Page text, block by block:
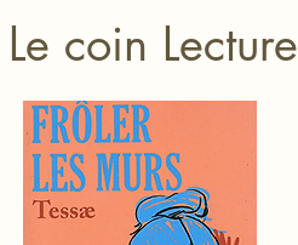
Le coin Lecture